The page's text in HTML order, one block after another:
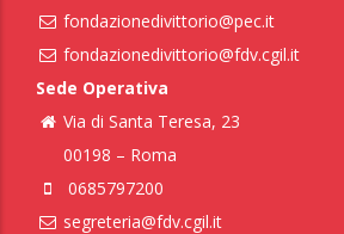
fondazionedivittorio@pec.it
fondazionedivittorio@fdv.cgil.it
Sede Operativa
Via di Santa Teresa, 23
00198 – Roma
0685797200
segreteria@fdv.cgil.it